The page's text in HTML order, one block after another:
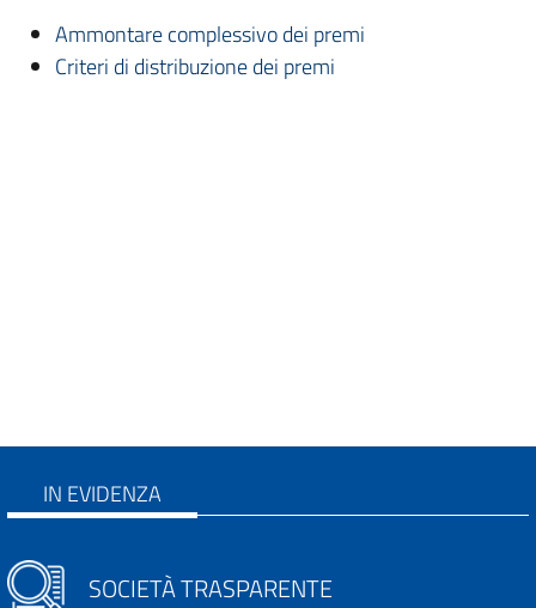
Ammontare complessivo dei premi
Criteri di distribuzione dei premi
IN EVIDENZA
SOCIETÀ TRASPARENTE